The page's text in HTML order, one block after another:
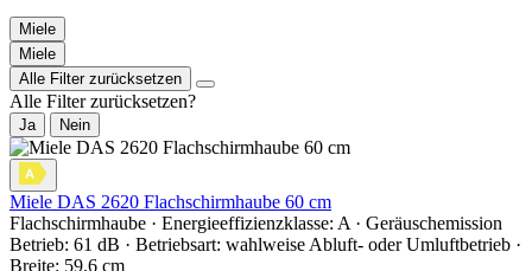
Miele
Miele
Alle Filter zurücksetzen
Alle Filter zurücksetzen?
Ja Nein
Miele DAS 2620 Flachschirmhaube 60 cm
Flachschirmhaube · Energieeffizienzklasse: A · Geräuschemission
Betrieb: 61 dB · Betriebsart: wahlweise Abluft- oder Umluftbetrieb ·
Breite: 59.6 cm